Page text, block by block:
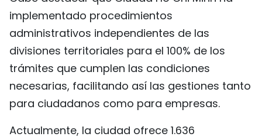
implementado procedimientos
administrativos independientes de las
divisiones territoriales para el 100% de los
trámites que cumplen las condiciones
necesarias, facilitando así las gestiones tanto
para ciudadanos como para empresas.
Actualmente, la ciudad ofrece 1.636